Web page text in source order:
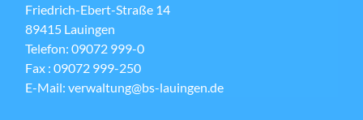
Friedrich-Ebert-Straße 14
89415 Lauingen
Telefon: 09072 999-0
Fax : 09072 999-250
E-Mail: verwaltung@bs-lauingen.de